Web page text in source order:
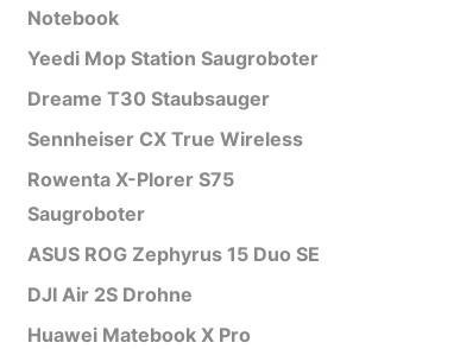
Notebook
Yeedi Mop Station Saugroboter
Dreame T30 Staubsauger
Sennheiser CX True Wireless
Rowenta X-Plorer S75
Saugroboter
ASUS ROG Zephyrus 15 Duo SE
DJI Air 2S Drohne
Huawei Matebook X Pro